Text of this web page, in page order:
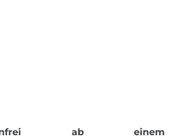
ab einem